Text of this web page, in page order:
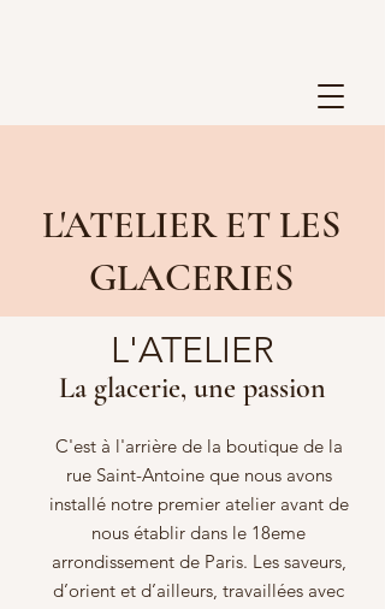
L'ATELIER ET LES
GLACERIES
L'ATELIER
La glacerie, une passion
C'est à l'arrière de la boutique de la
rue Saint-Antoine que nous avons
installé notre premier atelier avant de
nous établir dans le 18eme
arrondissement de Paris. Les saveurs,
d’orient et d’ailleurs, travaillées avec